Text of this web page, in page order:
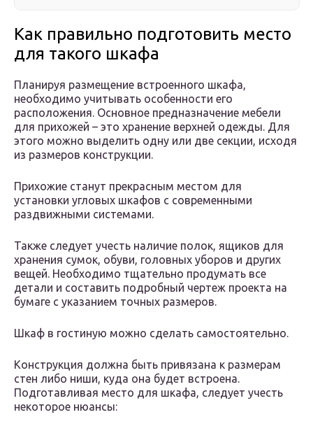
Как правильно подготовить место
для такого шкафа
Планируя размещение встроенного шкафа,
необходимо учитывать особенности его
расположения. Основное предназначение мебели
для прихожей – это хранение верхней одежды. Для
этого можно выделить одну или две секции, исходя
из размеров конструкции.
Прихожие станут прекрасным местом для
установки угловых шкафов с современными
раздвижными системами.
Также следует учесть наличие полок, ящиков для
хранения сумок, обуви, головных уборов и других
вещей. Необходимо тщательно продумать все
детали и составить подробный чертеж проекта на
бумаге с указанием точных размеров.
Шкаф в гостиную можно сделать самостоятельно.
Конструкция должна быть привязана к размерам
стен либо ниши, куда она будет встроена.
Подготавливая место для шкафа, следует учесть
некоторое нюансы: